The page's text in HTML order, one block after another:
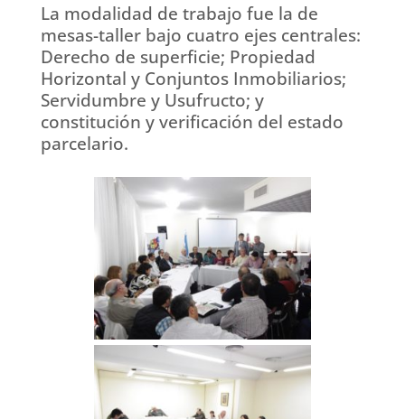
La modalidad de trabajo fue la de
mesas-taller bajo cuatro ejes centrales:
Derecho de superficie; Propiedad
Horizontal y Conjuntos Inmobiliarios;
Servidumbre y Usufructo; y
constitución y verificación del estado
parcelario.